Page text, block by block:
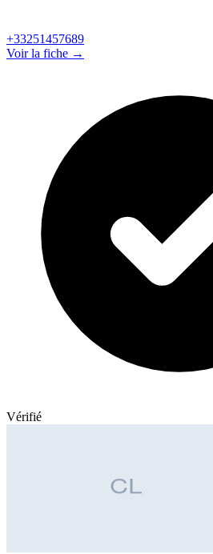
+33251457689
Voir la fiche →
Vérifié